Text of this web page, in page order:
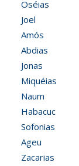
Oséias
Joel
Amós
Abdias
Jonas
Miquéias
Naum
Habacuc
Sofonias
Ageu
Zacarias